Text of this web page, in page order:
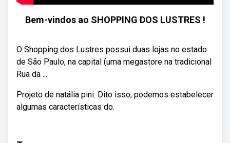
Bem-vindos ao SHOPPING DOS LUSTRES !
O Shopping dos Lustres possui duas lojas no estado
de São Paulo, na capital (uma megastore na tradicional
Rua da ...
Projeto de natália pini. Dito isso, podemos estabelecer
algumas características do.